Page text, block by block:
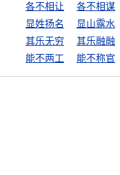
各不相让
各不相谋
显姓扬名
显山露水
其乐无穷
其乐融融
能不两工
能不称官